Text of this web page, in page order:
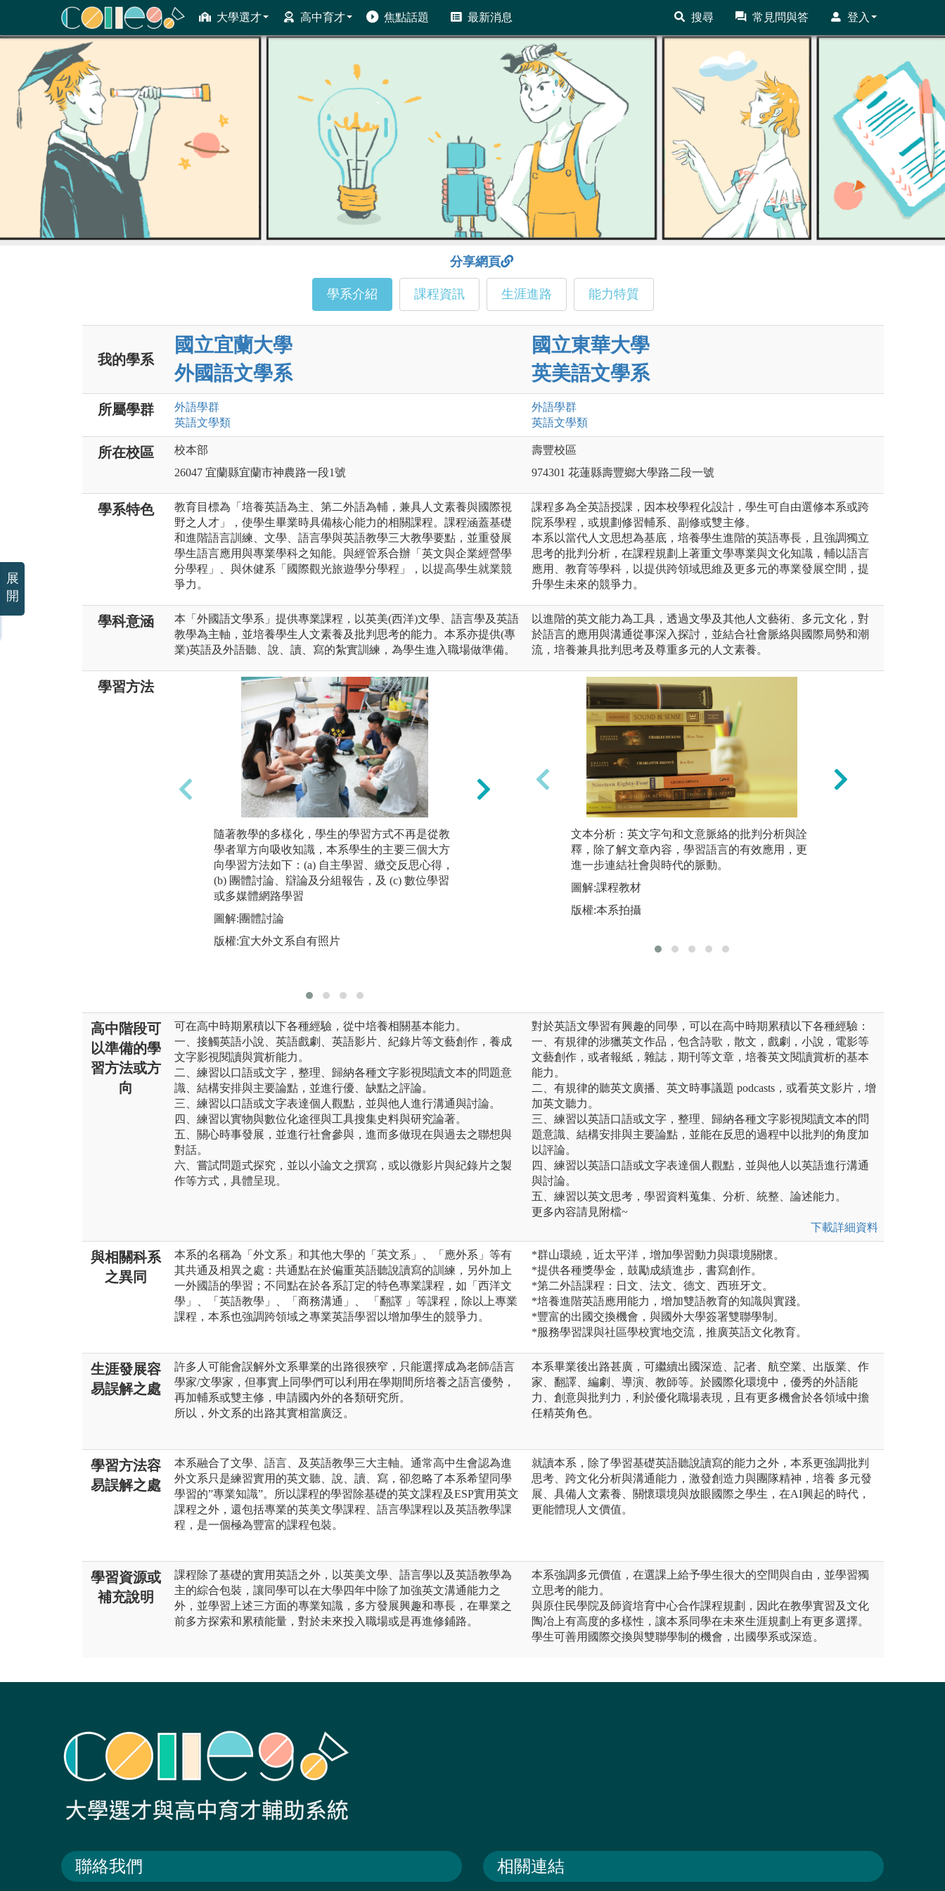
大學選才 高中育才 焦點話題 最新消息 搜尋 常見問與答 登入
ColleGo! 大學選才與高中育才輔助系統
分享網頁
學系介紹 課程資訊 生涯進路 能力特質
我的學系
國立宜蘭大學
外國語文學系
國立東華大學
英美語文學系
所屬學群 外語學群
英語文學類
外語學群
英語文學類
所在校區
校本部
26047 宜蘭縣宜蘭市神農路一段1號
壽豐校區
974301 花蓮縣壽豐鄉大學路二段一號
學系特色
教育目標為「培養英語為主、第二外語為輔，兼具人文素養與國際視
野之人才」，使學生畢業時具備核心能力的相關課程。課程涵蓋基礎
和進階語言訓練、文學、語言學與英語教學三大教學要點，並重發展
學生語言應用與專業學科之知能。與經管系合辦「英文與企業經營學
分學程」、與休健系「國際觀光旅遊學分學程」，以提高學生就業競
爭力。
課程多為全英語授課，因本校學程化設計，學生可自由選修本系或跨
院系學程，或規劃修習輔系、副修或雙主修。
本系以當代人文思想為基底，培養學生進階的英語專長，且強調獨立
思考的批判分析，在課程規劃上著重文學專業與文化知識，輔以語言
應用、教育等學科，以提供跨領域思維及更多元的專業發展空間，提
升學生未來的競爭力。
學科意涵
本「外國語文學系」提供專業課程，以英美(西洋)文學、語言學及英語
教學為主軸，並培養學生人文素養及批判思考的能力。本系亦提供(專
業)英語及外語聽、說、讀、寫的紮實訓練，為學生進入職場做準備。
以進階的英文能力為工具，透過文學及其他人文藝術、多元文化，對
於語言的應用與溝通從事深入探討，並結合社會脈絡與國際局勢和潮
流，培養兼具批判思考及尊重多元的人文素養。
學習方法
隨著教學的多樣化，學生的學習方式不再是從教
學者單方向吸收知識，本系學生的主要三個大方
向學習方法如下：(a) 自主學習、繳交反思心得，
(b) 團體討論、辯論及分組報告，及 (c) 數位學習
或多媒體網路學習
圖解:團體討論
版權:宜大外文系自有照片
(a) 自主學習、繳交反思心得:
學生在中學所受的教育，往往是「考試領導教
學」教學的教育，本系希望學生可以學會對自己
的學習負責，即學會訂定學習目標、決定學習內
容跟進度、及選擇自己最有效的學習的方法和策
文本分析：英文字句和文意脈絡的批判分析與詮
釋，除了解文章內容，學習語言的有效應用，更
進一步連結社會與時代的脈動。
圖解:課程教材
版權:本系拍攝
高中階段可
以準備的學
習方法或方
向
可在高中時期累積以下各種經驗，從中培養相關基本能力。
一、接觸英語小說、英語戲劇、英語影片、紀錄片等文藝創作，養成
文字影視閱讀與賞析能力。
二、練習以口語或文字，整理、歸納各種文字影視閱讀文本的問題意
識、結構安排與主要論點，並進行優、缺點之評論。
三、練習以口語或文字表達個人觀點，並與他人進行溝通與討論。
四、練習以實物與數位化途徑與工具搜集史料與研究論著。
五、關心時事發展，並進行社會參與，進而多做現在與過去之聯想與
對話。
六、嘗試問題式探究，並以小論文之撰寫，或以微影片與紀錄片之製
作等方式，具體呈現。
對於英語文學習有興趣的同學，可以在高中時期累積以下各種經驗：
一、有規律的涉獵英文作品，包含詩歌，散文，戲劇，小說，電影等
文藝創作，或者報紙，雜誌，期刊等文章，培養英文閱讀賞析的基本
能力。
二、有規律的聽英文廣播、英文時事議題 podcasts，或看英文影片，增
加英文聽力。
三、練習以英語口語或文字，整理、歸納各種文字影視閱讀文本的問
題意識、結構安排與主要論點，並能在反思的過程中以批判的角度加
以評論。
四、練習以英語口語或文字表達個人觀點，並與他人以英語進行溝通
與討論。
五、練習以英文思考，學習資料蒐集、分析、統整、論述能力。
更多內容請見附檔~
下載詳細資料
與相關科系
之異同
本系的名稱為「外文系」和其他大學的「英文系」、「應外系」等有
其共通及相異之處：共通點在於偏重英語聽說讀寫的訓練，另外加上
一外國語的學習；不同點在於各系訂定的特色專業課程，如「西洋文
學」、「英語教學」、「商務溝通」、 「翻譯 」等課程，除以上專業
課程，本系也強調跨領域之專業英語學習以增加學生的競爭力。
*群山環繞，近太平洋，增加學習動力與環境關懷。
*提供各種獎學金，鼓勵成績進步，書寫創作。
*第二外語課程：日文、法文、德文、西班牙文。
*培養進階英語應用能力，增加雙語教育的知識與實踐。
*豐富的出國交換機會，與國外大學簽署雙聯學制。
*服務學習課與社區學校實地交流，推廣英語文化教育。
生涯發展容
易誤解之處
許多人可能會誤解外文系畢業的出路很狹窄，只能選擇成為老師/語言
學家/文學家，但事實上同學們可以利用在學期間所培養之語言優勢，
再加輔系或雙主修，申請國內外的各類研究所。
所以，外文系的出路其實相當廣泛。
本系畢業後出路甚廣，可繼續出國深造、記者、航空業、出版業、作
家、翻譯、編劇、導演、教師等。於國際化環境中，優秀的外語能
力、創意與批判力，利於優化職場表現，且有更多機會於各領域中擔
任精英角色。
學習方法容
易誤解之處
本系融合了文學、語言、及英語教學三大主軸。通常高中生會認為進
外文系只是練習實用的英文聽、說、讀、寫，卻忽略了本系希望同學
學習的”專業知識”。所以課程的學習除基礎的英文課程及ESP實用英文
課程之外，還包括專業的英美文學課程、語言學課程以及英語教學課
程，是一個極為豐富的課程包裝。
就讀本系，除了學習基礎英語聽說讀寫的能力之外，本系更強調批判
思考、跨文化分析與溝通能力，激發創造力與團隊精神，培養 多元發
展、具備人文素養、關懷環境與放眼國際之學生，在AI興起的時代，
更能體現人文價值。
學習資源或
補充說明
課程除了基礎的實用英語之外，以英美文學、語言學以及英語教學為
主的綜合包裝，讓同學可以在大學四年中除了加強英文溝通能力之
外，並學習上述三方面的專業知識，多方發展興趣和專長，在畢業之
前多方探索和累積能量，對於未來投入職場或是再進修鋪路。
本系強調多元價值，在選課上給予學生很大的空間與自由，並學習獨
立思考的能力。
與原住民學院及師資培育中心合作課程規劃，因此在教學實習及文化
陶冶上有高度的多樣性，讓本系同學在未來生涯規劃上有更多選擇。
學生可善用國際交換與雙聯學制的機會，出國學系或深造。
聯絡我們 相關連結
展
開